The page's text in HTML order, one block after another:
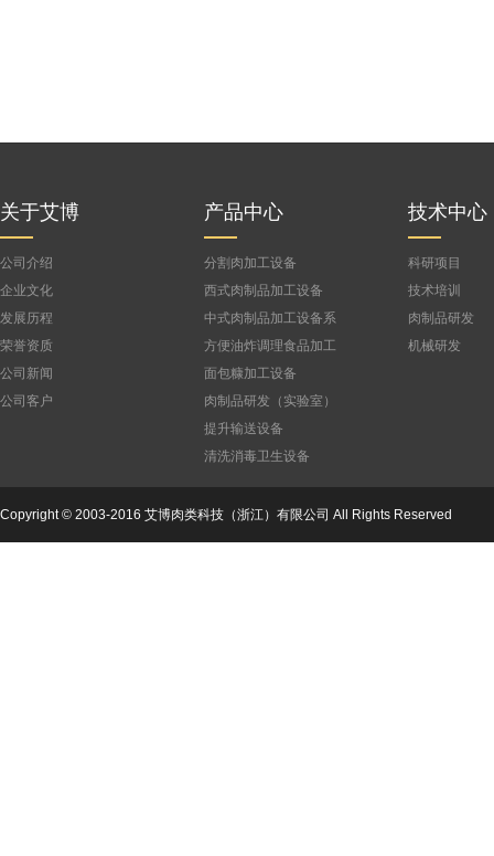
关于艾博
公司介绍
企业文化
发展历程
荣誉资质
公司新闻
公司客户
产品中心
分割肉加工设备
西式肉制品加工设备
中式肉制品加工设备系
列
方便油炸调理食品加工
设备
面包糠加工设备
肉制品研发（实验室）
设备
提升输送设备
清洗消毒卫生设备
技术中心
科研项目
技术培训
肉制品研发
机械研发
Copyright © 2003-2016 艾博肉类科技（浙江）有限公司 All Rights Reserved